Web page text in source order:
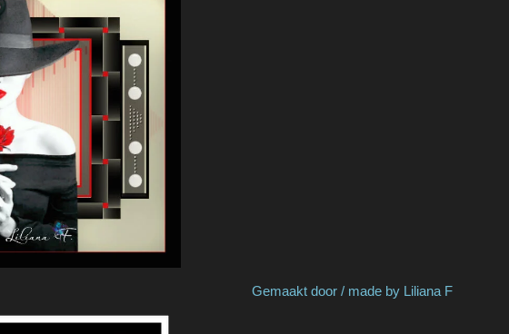
Graffitis Gemaakt door / made by Liliana F